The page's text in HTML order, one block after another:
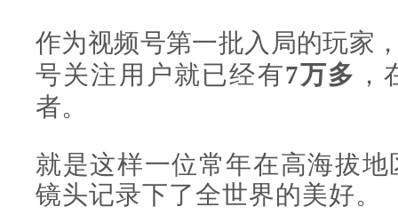
作为视频号第一批入局的玩家
号关注用户就已经有7万多
者。
就是这样一位常年在高海拔
镜头记录下了全世界的美好。